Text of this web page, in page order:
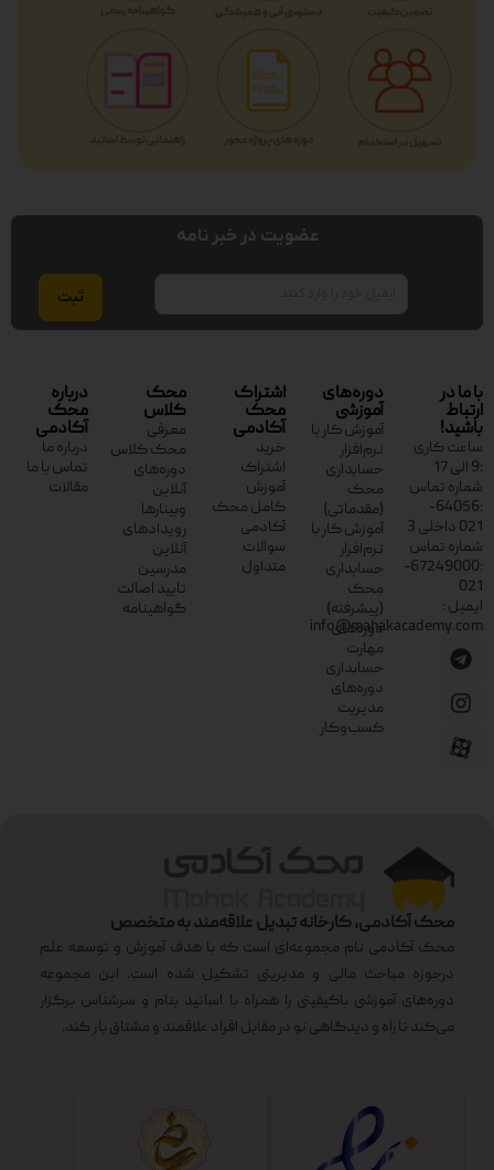
عضویت در خبر نامه
با ما در
ارتباط
باشید!
ساعت کاری
:9 الی 17
شماره تماس
:64056-
021 داخلی 3
شماره تماس
:67249000-
021
ایمیل :
info@mahakacademy.com
دوره‌های
آموزشی
آموزش کار با
نرم‌افزار
حسابداری
محک
(مقدماتی)
آموزش کار با
نرم‌افزار
حسابداری
محک
(پیشرفته)
دوره‌های
مهارت
حسابداری
دوره‌های
مدیریت
کسب‌وکار
اشتراک
محک
آکادمی
خرید
اشتراک
آموزش
کامل محک
آکادمی
سوالات
متداول
محک
کلاس
معرفی
محک کلاس
دوره‌های
آنلاین
وبینارها
رویدادهای
آنلاین
مدرسین
تایید اصالت
گواهینامه
درباره
محک
آکادمی
درباره ما
تماس با ما
مقالات
محک آکادمی، کارخانه تبدیل علاقه‌مند به متخصص
محک آکادمی نام مجموعه‌ای است که با هدف آموزش و توسعه علم
درحوزه مباحث مالی و مدیریتی تشکیل شده است. این مجموعه
دوره‌های آموزشی باکیفیتی را همراه با اساتید بنام و سرشناس برگزار
می‌کند تا راه و دیدگاهی نو در مقابل افراد علاقمند و مشتاق باز کند.